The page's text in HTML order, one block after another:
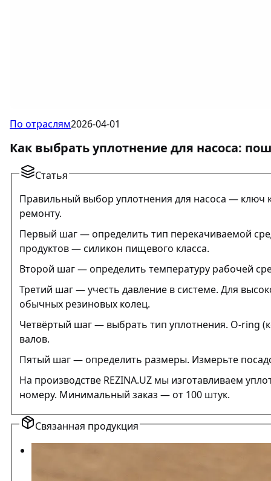
По отраслям2026-04-01
Как выбрать уплотнение для насоса:
Статья
Правильный выбор уплотнения для насоса — ключ
ремонту.
Первый шаг — определить тип перекачиваемой
продуктов — силикон пищевого класса.
Второй шаг — определить температуру рабочей
Третий шаг — учесть давление в системе. Для
обычных резиновых колец.
Четвёртый шаг — выбрать тип уплотнения. O-ring
валов.
Пятый шаг — определить размеры. Измерьте
На производстве REZINA.UZ мы изготавливаем
номеру. Минимальный заказ — от 100 штук.
Связанная продукция